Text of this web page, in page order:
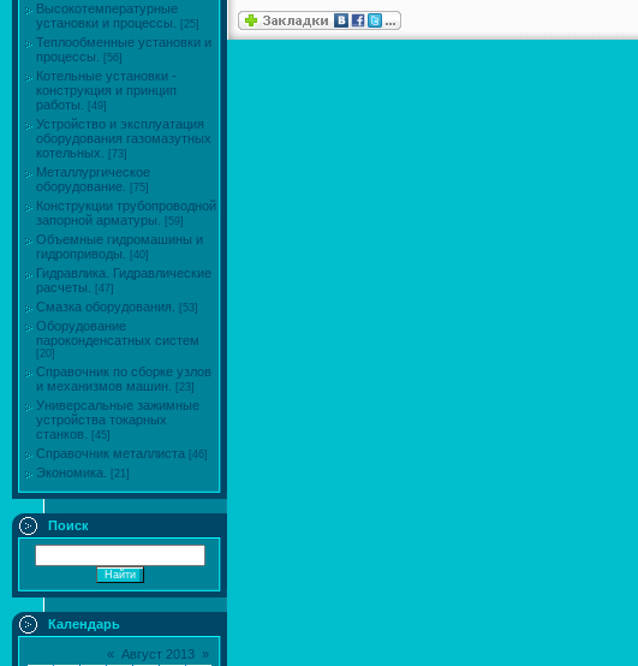
Высокотемпературные
установки и процессы.
[25]
Теплообменные установки и
процессы.
[56]
Котельные установки -
конструкция и принцип
работы.
[49]
Устройство и эксплуатация
оборудования газомазутных
котельных.
[73]
Металлургическое
оборудование.
[75]
Конструкции трубопроводной
запорной арматуры.
[59]
Объемные гидромашины и
гидроприводы.
[40]
Гидравлика. Гидравлические
расчеты.
[47]
Смазка оборудования. [53]
Оборудование
пароконденсатных систем
[20]
Справочник по сборке узлов
и механизмов машин.
[23]
Универсальные зажимные
устройства токарных
станков.
[45]
Справочник металлиста [46]
Экономика. [21]
Поиск
Календарь
« Август 2013 »